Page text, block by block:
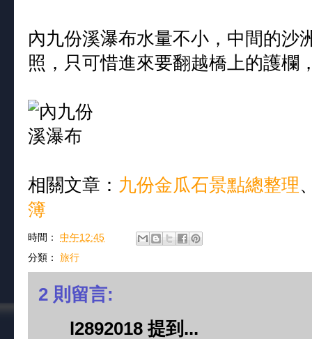
內九份溪瀑布水量不小，中間的沙
照，只可惜進來要翻越橋上的護欄
相關文章： 九份金瓜石景點總整理
簿
時間： 中午12:45
分類： 旅行
2 則留言:
l2892018 提到...